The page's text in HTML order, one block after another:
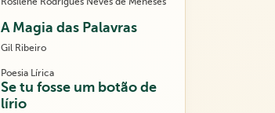
A Magia das Palavras
Gil Ribeiro
Poesia Lírica
Se tu fosse um botão de
lírio